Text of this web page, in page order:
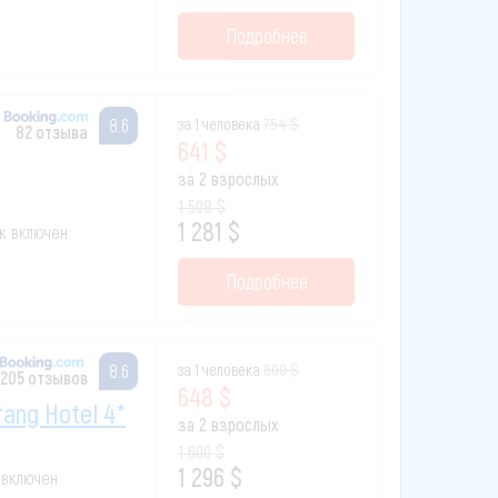
Подробнее
82 отзыва 8.6
включен
за 1 человека
641 $
за 2 взрослых
1 281 $
Подробнее
205 отзывов 8.6
Hotel 4*
за 1 человека
648 $
за 2 взрослых
1 296 $